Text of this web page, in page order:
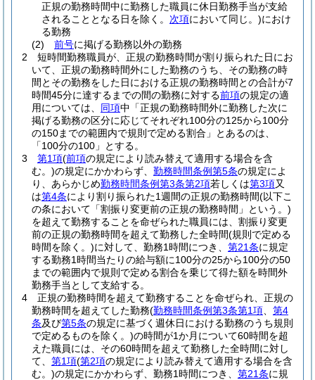
正規の勤務時間中に勤務した職員に休日勤務手当が支給
されることとなる日を除く。 次項において同じ。)におけ
る勤務
(2)
前号に掲げる勤務以外の勤務
2
短時間勤務職員が、正規の勤務時間が割り振られた日にお
いて、正規の勤務時間外にした勤務のうち、その勤務の時
間とその勤務をした日における正規の勤務時間との合計が7
時間45分に達するまでの間の勤務に対する前項の規定の適
用については、 同項中「正規の勤務時間外に勤務した次に
掲げる勤務の区分に応じてそれぞれ100分の125から100分
の150までの範囲内で規則で定める割合」とあるのは、
「100分の100」とする。
3
第1項(前項の規定により読み替えて適用する場合を含
む。)の規定にかかわらず、 勤務時間条例第5条の規定によ
り、あらかじめ勤務時間条例第3条第2項若しくは第3項又
は第4条により割り振られた1週間の正規の勤務時間(以下こ
の条において「割振り変更前の正規の勤務時間」という。)
を超えて勤務することを命ぜられた職員には、割振り変更
前の正規の勤務時間を超えて勤務した全時間(規則で定める
時間を除く。)に対して、勤務1時間につき、 第21条に規定
する勤務1時間当たりの給与額に100分の25から100分の50
までの範囲内で規則で定める割合を乗じて得た額を時間外
勤務手当として支給する。
4
正規の勤務時間を超えて勤務することを命ぜられ、正規の
勤務時間を超えてした勤務(勤務時間条例第3条第1項
第4
条及び第5条の規定に基づく週休日における勤務のうち規則
で定めるものを除く。)の時間が1か月について60時間を超
えた職員には、その60時間を超えて勤務した全時間に対し
て、 第1項(第2項の規定により読み替えて適用する場合を含
む。)の規定にかかわらず、勤務1時間につき、 第21条に規